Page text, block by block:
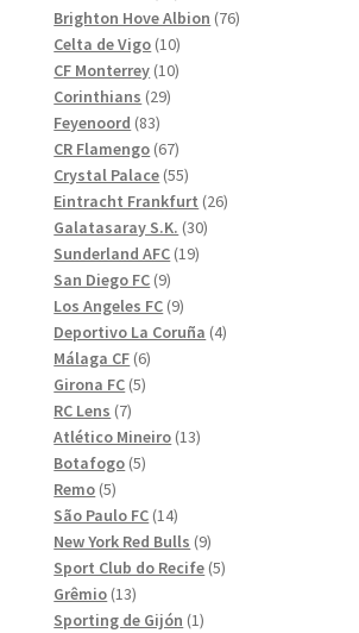
produkter
Brighton Hove Albion 7676
Celta de Vigo 1010
produkter
CF Monterrey 1010
Corinthians 2929
Feyenoord 8383
produkter
CR Flamengo 6767
produkter
Crystal Palace 5555
produkter
Eintracht Frankfurt 2626
Galatasaray S.K. 3030
Sunderland AFC 1919
San Diego FC 99
produkter
Los Angeles FC 99
produkter
Deportivo La Coruña 44
Málaga CF 66
Girona FC 55
RC Lens 77
produkter
Atlético Mineiro 1313
Botafogo 55
Remo 55
produkter
São Paulo FC 1414
produkter
New York Red Bulls 99
produkter
Sport Club do Recife 55
Grêmio 1313
produkter
Sporting de Gijón 11